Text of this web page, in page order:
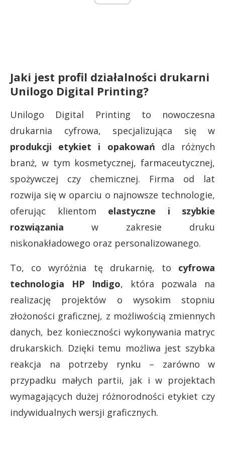
Jaki jest profil działalności drukarni
Unilogo Digital Printing?
Unilogo Digital Printing to nowoczesna
drukarnia cyfrowa, specjalizująca się w
produkcji etykiet i opakowań dla różnych
branż, w tym kosmetycznej, farmaceutycznej,
spożywczej czy chemicznej. Firma od lat
rozwija się w oparciu o najnowsze technologie,
oferując klientom elastyczne i szybkie
rozwiązania w zakresie druku
niskonakładowego oraz personalizowanego.
To, co wyróżnia tę drukarnię, to cyfrowa
technologia HP Indigo, która pozwala na
realizację projektów o wysokim stopniu
złożoności graficznej, z możliwością zmiennych
danych, bez konieczności wykonywania matryc
drukarskich. Dzięki temu możliwa jest szybka
reakcja na potrzeby rynku – zarówno w
przypadku małych partii, jak i w projektach
wymagających dużej różnorodności etykiet czy
indywidualnych wersji graficznych.